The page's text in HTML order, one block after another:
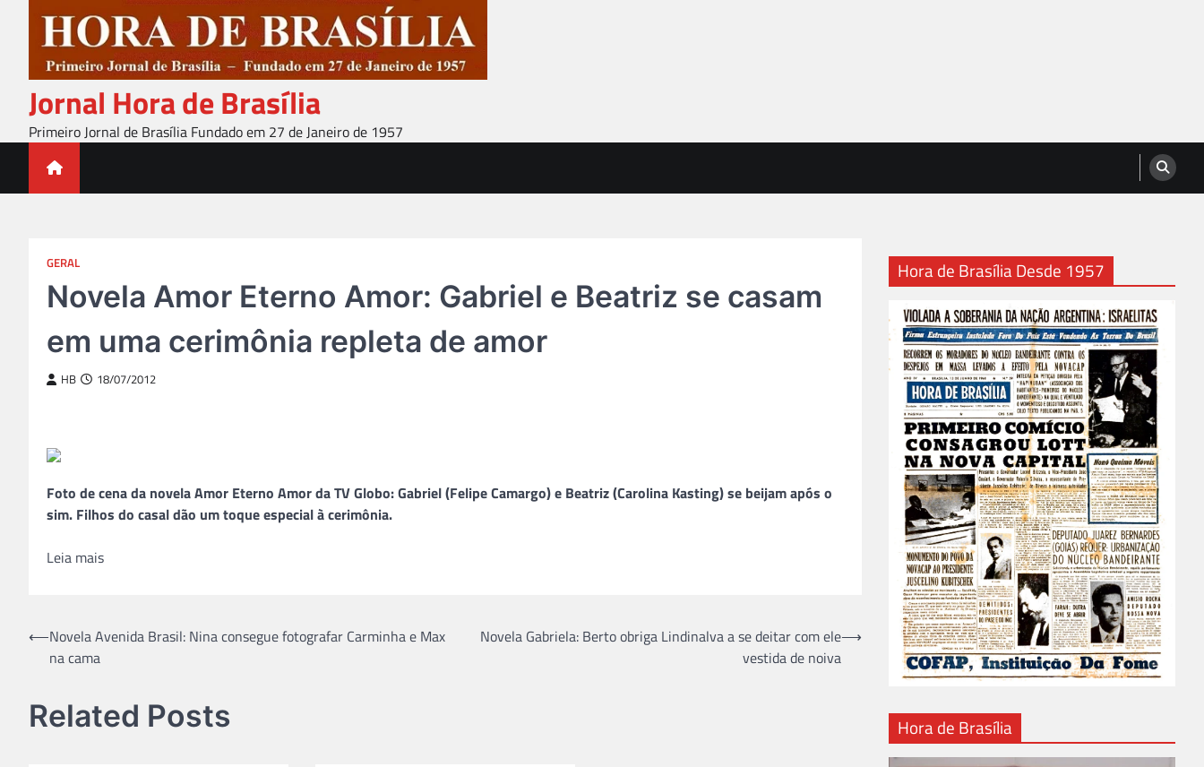
content
Jornal Hora de Brasília
Primeiro Jornal de Brasília Fundado em 27 de Janeiro de 1957
GERAL
Novela Amor Eterno Amor: Gabriel e Beatriz se casam
em uma cerimônia repleta de amor
HB 18/07/2012
Foto de cena da novela Amor Eterno Amor da TV Globo: Gabriel (Felipe Camargo) e Beatriz (Carolina Kasting) se beijam após o
sim. Filhos do casal dão um toque especial à cerimônia.
Leia mais
Navegação
⟵Novela Avenida Brasil: Nina consegue fotografar Carminha e Max
na cama
Novela Gabriela: Berto obriga Lindinalva a se deitar com ele
vestida de noiva
⟶
Related Posts
Hora de Brasília Desde 1957
Hora de Brasília